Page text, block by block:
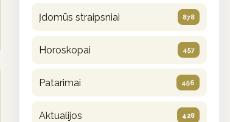
Įdomūs straipsniai 878
Horoskopai 457
Patarimai 456
Aktualijos 428